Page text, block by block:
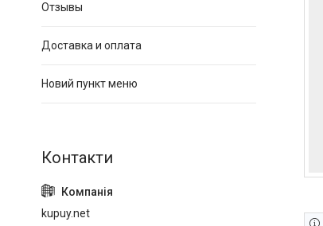
Отзывы
Доставка и оплата
Новий пункт меню
kupuy.net